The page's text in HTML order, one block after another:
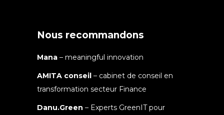
Nous recommandons
Mana – meaningful innovation
AMITA conseil – cabinet de conseil en
transformation secteur Finance
Danu.Green – Experts GreenIT pour